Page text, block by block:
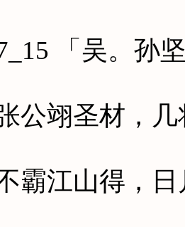
「吴。孙坚
翊圣材，几
江山得，日